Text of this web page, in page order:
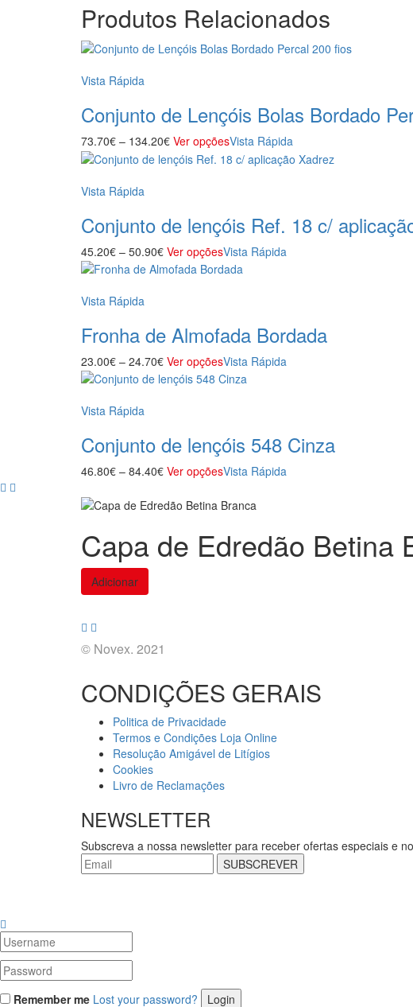
Produtos Relacionados
Vista Rápida
Conjunto de Lençóis Bolas Bordado
73.70€ – 134.20€ Ver opçõesVista Rápida
Vista Rápida
Conjunto de lençóis Ref. 18 c/
45.20€ – 50.90€ Ver opçõesVista Rápida
Vista Rápida
Fronha de Almofada Bordada
23.00€ – 24.70€ Ver opçõesVista Rápida
Vista Rápida
Conjunto de lençóis 548 Cinza
46.80€ – 84.40€ Ver opçõesVista Rápida
Capa de Edredão Betina
Adicionar
© Novex. 2021
CONDIÇÕES GERAIS
Politica de Privacidade
Termos e Condições Loja Online
Resolução Amigável de Litígios
Cookies
Livro de Reclamações
NEWSLETTER
Subscreva a nossa newsletter para receber ofertas especiais e
SUBSCREVER
Remember me Lost your password?